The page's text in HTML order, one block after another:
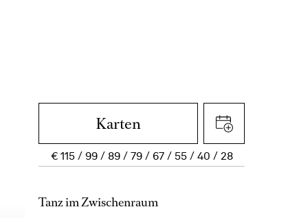
Karten
€ 115 99 89 79 67 55 40 28
Tanz im Zwischenraum